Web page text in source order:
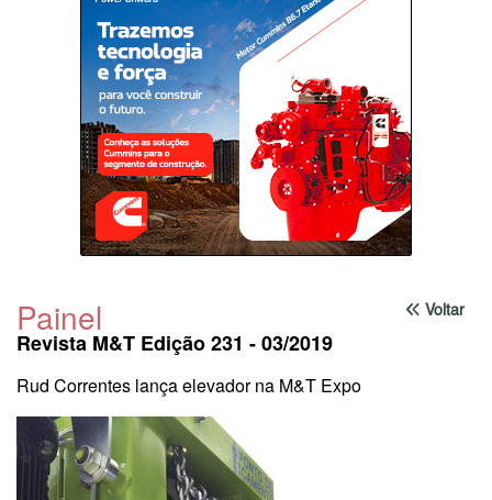
Voltar
Painel
Revista M&T Edição 231 - 03/2019
Rud Correntes lança elevador na M&T Expo